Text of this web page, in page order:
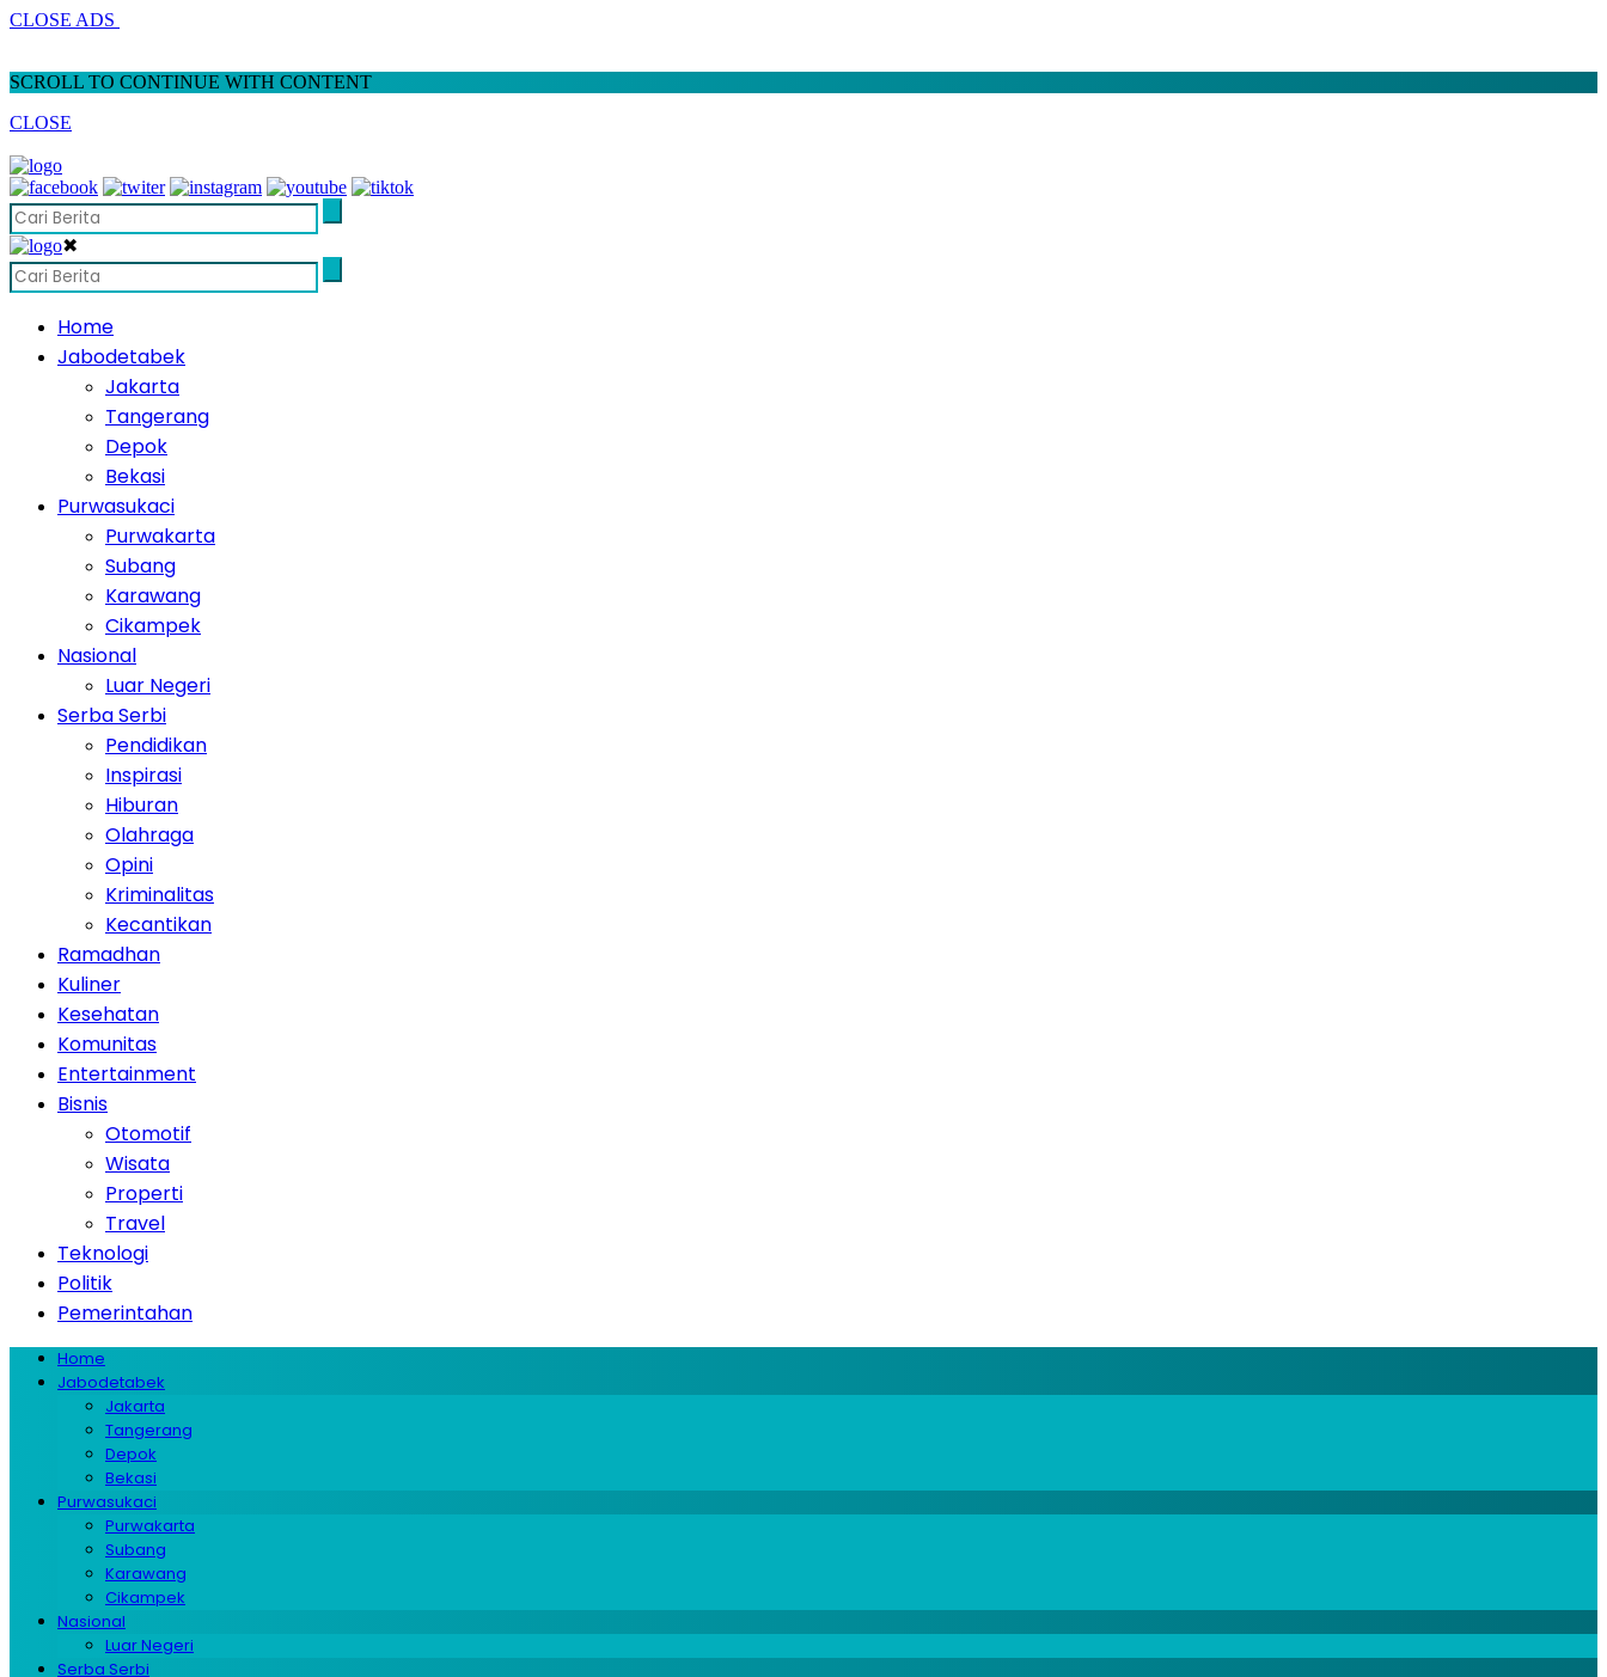
CLOSE ADS
SCROLL TO CONTINUE WITH CONTENT
CLOSE
✖
Home
Jabodetabek
Jakarta
Tangerang
Depok
Bekasi
Purwasukaci
Purwakarta
Subang
Karawang
Cikampek
Nasional
Luar Negeri
Serba Serbi
Pendidikan
Inspirasi
Hiburan
Olahraga
Opini
Kriminalitas
Kecantikan
Ramadhan
Kuliner
Kesehatan
Komunitas
Entertainment
Bisnis
Otomotif
Wisata
Properti
Travel
Teknologi
Politik
Pemerintahan
Home
Jabodetabek
Jakarta
Tangerang
Depok
Bekasi
Purwasukaci
Purwakarta
Subang
Karawang
Cikampek
Nasional
Luar Negeri
Serba Serbi